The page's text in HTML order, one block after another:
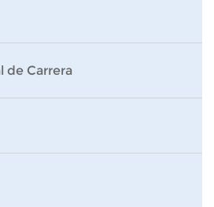
de Carrera